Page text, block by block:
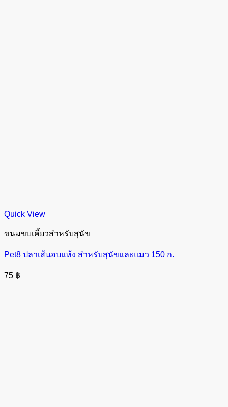
Quick View
ขนมขบเคี้ยวสำหรับสุนัข
Pet8 ปลาเส้นอบแห้ง สำหรับสุนัขและแมว 150 ก.
75 ฿